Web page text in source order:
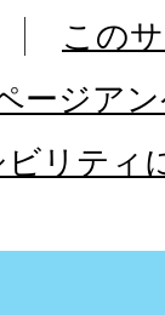
この
ージア
ビリティ